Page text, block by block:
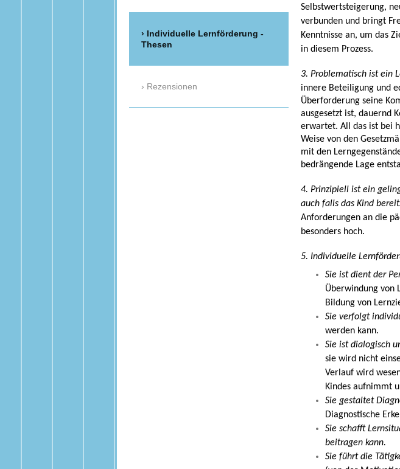
Selbstwertsteigerung,
verbunden und bringt
Kenntnisse an, um das
in diesem Prozess.
3. Problematisch ist ein
innere Beteiligung und
Überforderung seine
ausgesetzt ist, dauernd
erwartet. All das ist bei
Weise von den
mit den
bedrängende Lage
4. Prinzipiell ist ein
auch falls das Kind
Anforderungen an die
besonders hoch.
5. Individuelle
Sie ist dient der
Überwindung von
Bildung von
Sie verfolgt
werden kann.
Sie ist dialogisch
sie wird nicht
Verlauf wird
Kindes aufnimmt
Sie gestaltet
Diagnostische
Sie schafft
beitragen kann.
Sie führt die
Individuelle Lernförderung -
Thesen
Rezensionen